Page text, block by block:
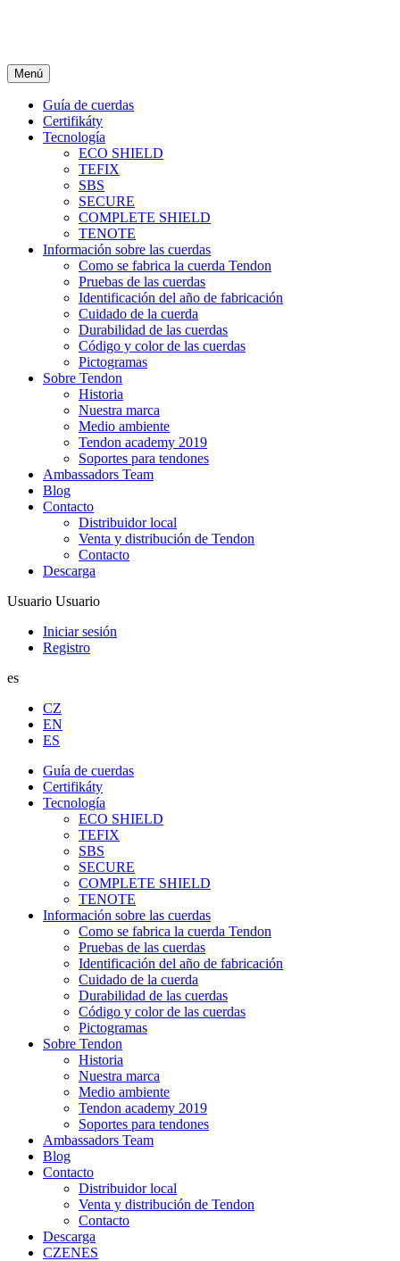
Menú
Guía de cuerdas
Certifikáty
Tecnología
ECO SHIELD
TEFIX
SBS
SECURE
COMPLETE SHIELD
TENOTE
Información sobre las cuerdas
Como se fabrica la cuerda Tendon
Pruebas de las cuerdas
Identificación del año de fabricación
Cuidado de la cuerda
Durabilidad de las cuerdas
Código y color de las cuerdas
Pictogramas
Sobre Tendon
Historia
Nuestra marca
Medio ambiente
Tendon academy 2019
Soportes para tendones
Ambassadors Team
Blog
Contacto
Distribuidor local
Venta y distribución de Tendon
Contacto
Descarga
Usuario Usuario
Iniciar sesión
Registro
es
CZ
EN
ES
Guía de cuerdas
Certifikáty
Tecnología
ECO SHIELD
TEFIX
SBS
SECURE
COMPLETE SHIELD
TENOTE
Información sobre las cuerdas
Como se fabrica la cuerda Tendon
Pruebas de las cuerdas
Identificación del año de fabricación
Cuidado de la cuerda
Durabilidad de las cuerdas
Código y color de las cuerdas
Pictogramas
Sobre Tendon
Historia
Nuestra marca
Medio ambiente
Tendon academy 2019
Soportes para tendones
Ambassadors Team
Blog
Contacto
Distribuidor local
Venta y distribución de Tendon
Contacto
Descarga
CZENES